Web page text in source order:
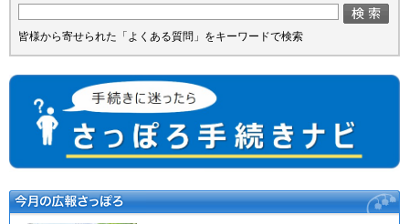
皆様から寄せられた「よくある質問」をキーワードで検索
今月の広報さっぽろ